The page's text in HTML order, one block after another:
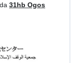
31hb Ogos